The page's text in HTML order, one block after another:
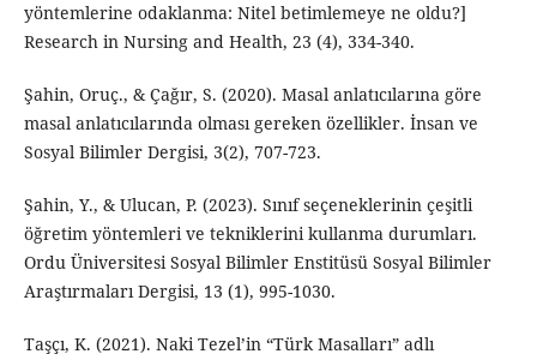
yöntemlerine odaklanma: Nitel betimlemeye ne oldu?]
Research in Nursing and Health, 23 (4), 334-340.
Şahin, Oruç., & Çağır, S. (2020). Masal anlatıcılarına göre
masal anlatıcılarında olması gereken özellikler. İnsan ve
Sosyal Bilimler Dergisi, 3(2), 707-723.
Şahin, Y., & Ulucan, P. (2023). Sınıf seçeneklerinin çeşitli
öğretim yöntemleri ve tekniklerini kullanma durumları.
Ordu Üniversitesi Sosyal Bilimler Enstitüsü Sosyal Bilimler
Araştırmaları Dergisi, 13 (1), 995-1030.
Taşçı, K. (2021). Naki Tezel’in “Türk Masalları” adlı